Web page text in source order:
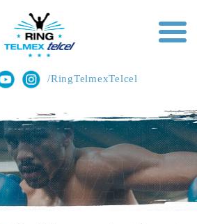
/RingTelmexTelcel